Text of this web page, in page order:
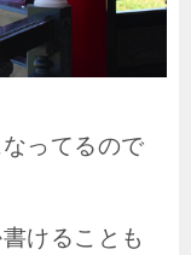
ってるので
けることも